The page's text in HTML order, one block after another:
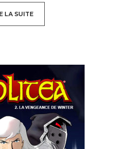
LA SUITE